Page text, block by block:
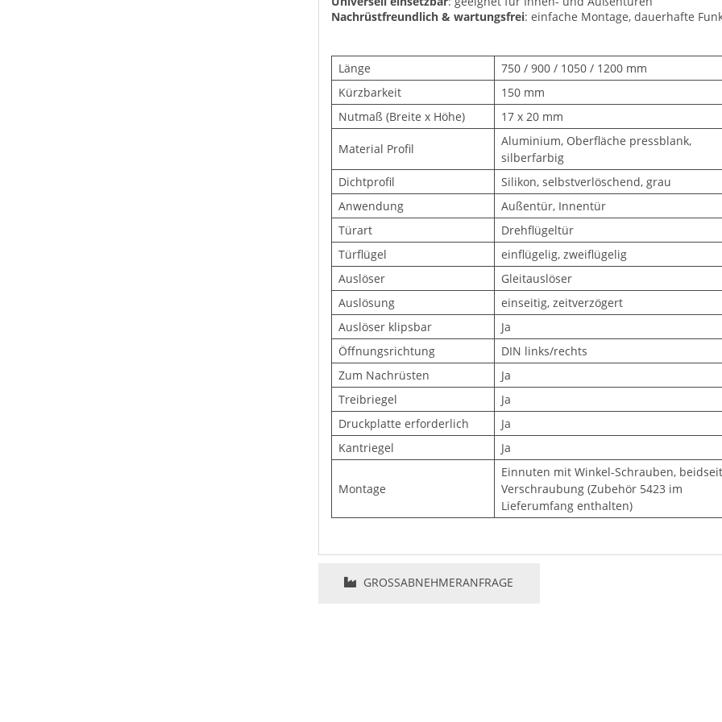
Nachrüstfreundlich & wartungsfrei: einfache Montage, dauerhafte
Länge
750 / 900 / 1050 / 1200 mm
Kürzbarkeit
150 mm
Nutmaß (Breite x Höhe)
17 x 20 mm
Material Profil
Aluminium, Oberfläche pressblank,
silberfarbig
Dichtprofil
Silikon, selbstverlöschend, grau
Anwendung
Außentür, Innentür
Türart
Drehflügeltür
Türflügel
einflügelig, zweiflügelig
Auslöser
Gleitauslöser
Auslösung
einseitig, zeitverzögert
Auslöser klipsbar
Ja
Öffnungsrichtung
DIN links/rechts
Zum Nachrüsten
Ja
Treibriegel
Ja
Druckplatte erforderlich
Ja
Kantriegel
Ja
Montage
Einnuten mit Winkel-Schrauben,
Verschraubung (Zubehör 5423 im
Lieferumfang enthalten)
GROSSABNEHMERANFRAGE